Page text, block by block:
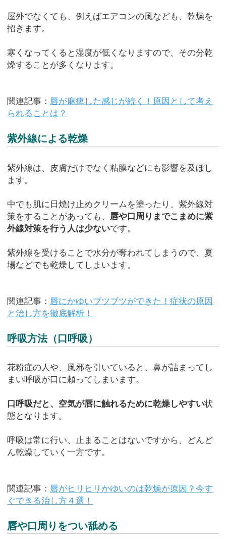
屋外でなくても、例えばエアコンの風なども、乾燥を
招きます。
寒くなってくると湿度が低くなりますので、その分乾
燥することが多くなります。
関連記事： 唇が麻痺した感じが続く！原因として考え
られることは？
紫外線による乾燥
紫外線は、皮膚だけでなく粘膜などにも影響を及ぼし
ます。
中でも肌に日焼け止めクリームを塗ったり、紫外線対
策をすることがあっても、 唇や口周りまでこまめに紫
外線対策を行う人は少ないです。
紫外線を受けることで水分が奪われてしまうので、夏
場などでも乾燥してしまいます。
関連記事： 唇にかゆいブツブツができた！症状の原因
と治し方を徹底解析！
呼吸方法（口呼吸）
花粉症の人や、風邪を引いていると、鼻が詰まってし
まい呼吸が口に頼ってしまいます。
口呼吸だと、空気が唇に触れるために乾燥しやすい状
態となります。
呼吸は常に行い、止まることはないですから、どんど
ん乾燥していく一方です。
関連記事： 唇がヒリヒリかゆいのは乾燥が原因？今す
ぐできる治し方４選！
唇や口周りをつい舐める